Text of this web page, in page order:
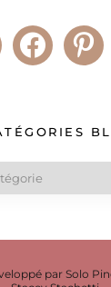
facebook
par Solo